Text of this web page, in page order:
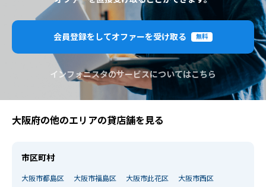
会員登録をしてオファーを受け取る 無料
インフォニスタのサービスについてはこちら
大阪府の他のエリアの貸店舗を見る
市区町村
大阪市都島区 大阪市福島区 大阪市此花区 大阪市西区